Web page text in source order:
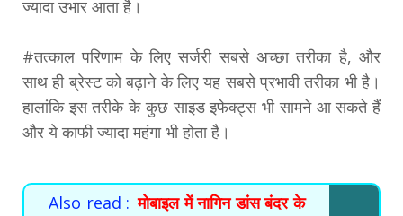
ज्यादा उभार आता है।
#तत्काल परिणाम के लिए सर्जरी सबसे अच्छा तरीका है, और
साथ ही ब्रेस्ट को बढ़ाने के लिए यह सबसे प्रभावी तरीका भी है।
हालांकि इस तरीके के कुछ साइड इफेक्ट्स भी सामने आ सकते हैं
और ये काफी ज्यादा महंगा भी होता है।
Also read : मोबाइल में नागिन डांस बंदर के